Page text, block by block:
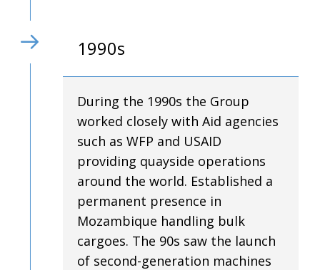
1990s
During the 1990s the Group
worked closely with Aid agencies
such as WFP and USAID
providing quayside operations
around the world. Established a
permanent presence in
Mozambique handling bulk
cargoes. The 90s saw the launch
of second-generation machines